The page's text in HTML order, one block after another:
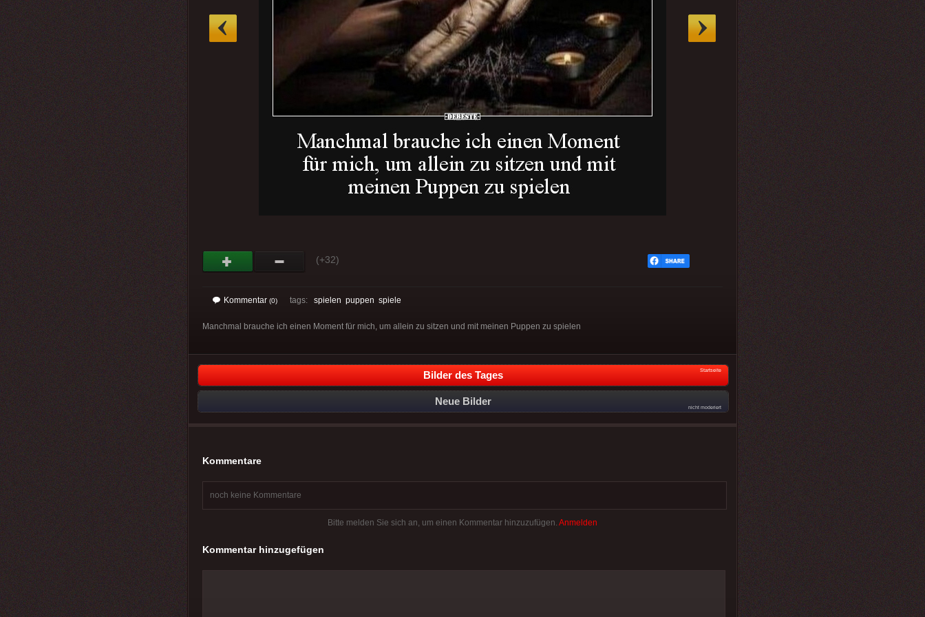
(+32)
Kommentar (0) tags: spielen puppen spiele
Manchmal brauche ich einen Moment für mich, um allein zu sitzen und mit meinen Puppen zu spielen
Bilder des Tages Startseite
Neue Bilder
nicht moderiert
Kommentare
noch keine Kommentare
Bitte melden Sie sich an, um einen Kommentar hinzuzufügen. Anmelden
Kommentar hinzugefügen